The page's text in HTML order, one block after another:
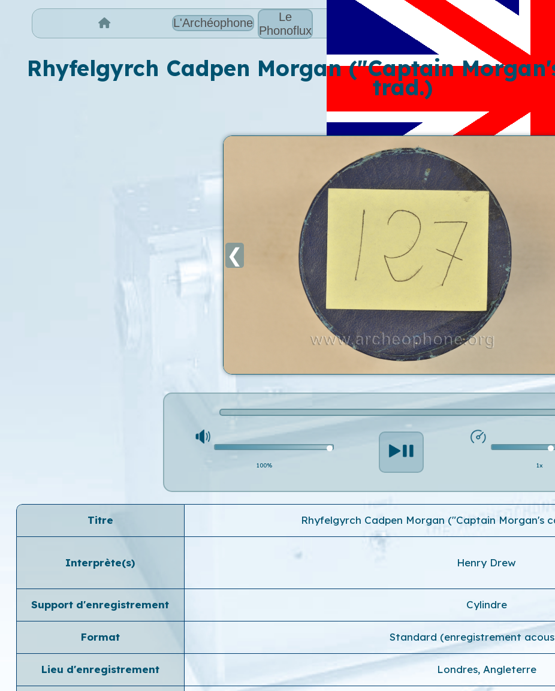
L'Archéophone
Le
Phonoflux
Rhyfelgyrch Cadpen Morgan ("Captain
trad.)
❮
100% 1x
Titre Rhyfelgyrch Cadpen Morgan ("Captain Morgan's
Interprète(s) Henry Drew
Support d'enregistrement Cylindre
Format Standard (enregistrement
Lieu d'enregistrement Londres, Angleterre